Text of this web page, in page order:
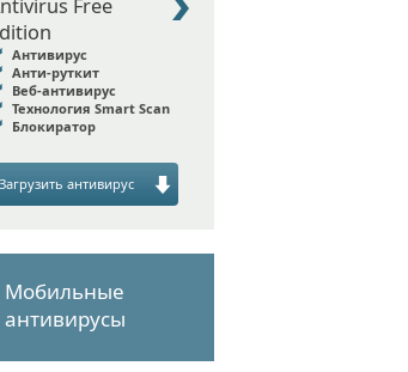
Free
Антивирус
Анти-руткит
Веб-антивирус
Технология Smart Scan
Блокиратор
Загрузить антивирус
Мобильные
антивирусы